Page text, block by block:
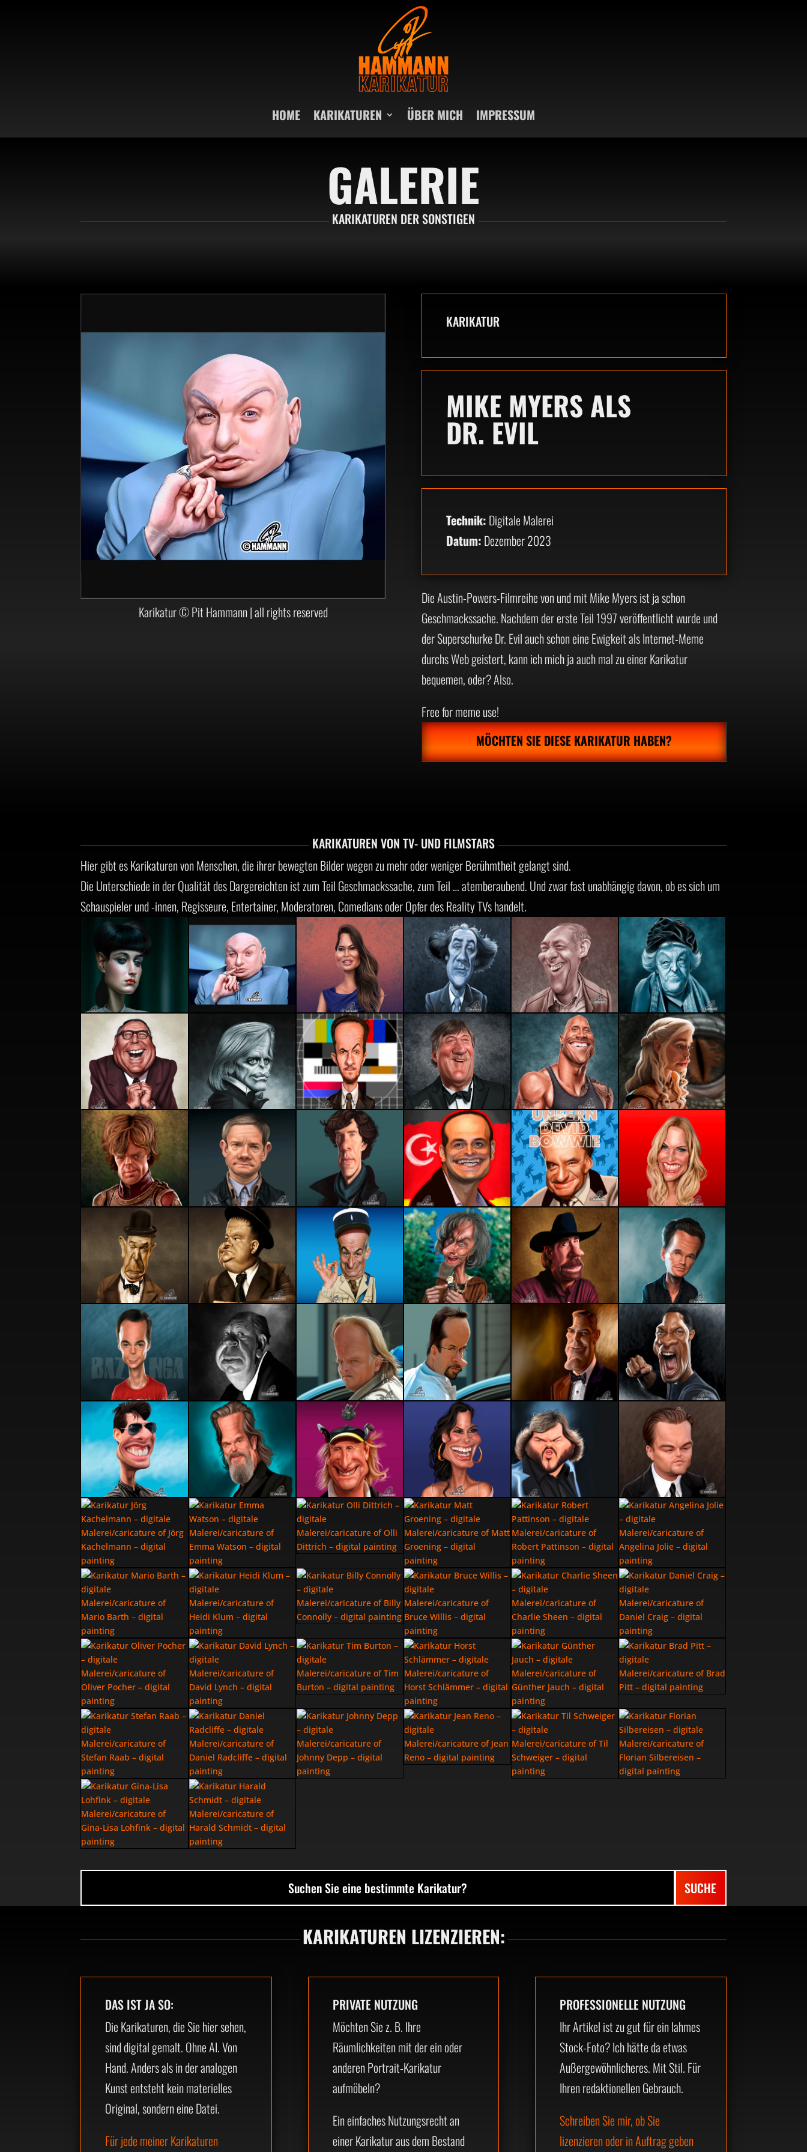
HOME KARIKATUREN ÜBER MICH IMPRESSUM
GALERIE
KARIKATUREN DER SONSTIGEN
Karikatur © Pit Hammann | all rights reserved
KARIKATUR
MIKE MYERS ALS
DR. EVIL
Technik: Digitale Malerei
Datum: Dezember 2023
Die Austin-Powers-Filmreihe von und mit Mike Myers ist ja schon
Geschmackssache. Nachdem der erste Teil 1997 veröffentlicht wurde und
der Superschurke Dr. Evil auch schon eine Ewigkeit als Internet-Meme
durchs Web geistert, kann ich mich ja auch mal zu einer Karikatur
bequemen, oder? Also.
Free for meme use!
MÖCHTEN SIE DIESE KARIKATUR HABEN?
KARIKATUREN VON TV- UND FILMSTARS
Hier gibt es Karikaturen von Menschen, die ihrer bewegten Bilder wegen zu mehr oder weniger Berühmtheit gelangt sind.
Die Unterschiede in der Qualität des Dargereichten ist zum Teil Geschmackssache, zum Teil … atemberaubend. Und zwar fast unabhängig davon, ob es sich um
Schauspieler und -innen, Regisseure, Entertainer, Moderatoren, Comedians oder Opfer des Reality TVs handelt.
KARIKATUREN LIZENZIEREN:
DAS IST JA SO:
Die Karikaturen, die Sie hier sehen,
sind digital gemalt. Ohne AI. Von
Hand. Anders als in der analogen
Kunst entsteht kein materielles
Original, sondern eine Datei.
Für jede meiner Karikaturen
PRIVATE NUTZUNG
Möchten Sie z. B. Ihre
Räumlichkeiten mit der ein oder
anderen Portrait-Karikatur
aufmöbeln?
Ein einfaches Nutzungsrecht an
einer Karikatur aus dem Bestand
PROFESSIONELLE NUTZUNG
Ihr Artikel ist zu gut für ein lahmes
Stock-Foto? Ich hätte da etwas
Außergewöhnlicheres. Mit Stil. Für
Ihren redaktionellen Gebrauch.
Schreiben Sie mir, ob Sie
lizenzieren oder in Auftrag geben